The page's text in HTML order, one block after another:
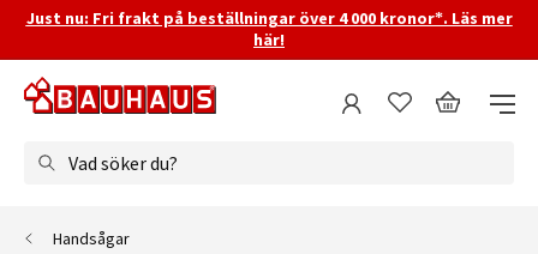
Just nu: Fri frakt på beställningar över 4 000 kronor*. Läs mer
här!
Vad söker du?
Handsågar